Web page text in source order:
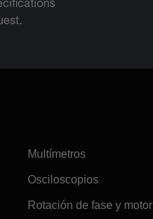
Multímetros
Osciloscopios
Rotación de fase y motor